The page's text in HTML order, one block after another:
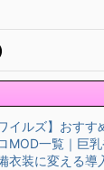
イルズ】おすす
MOD一覧｜巨
衣装に変える導